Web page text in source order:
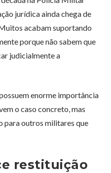
jurídica ainda chega de
acabam suportando
porque não sabem que
judicialmente a
enorme importância
o caso concreto, mas
para outros militares que
restituição